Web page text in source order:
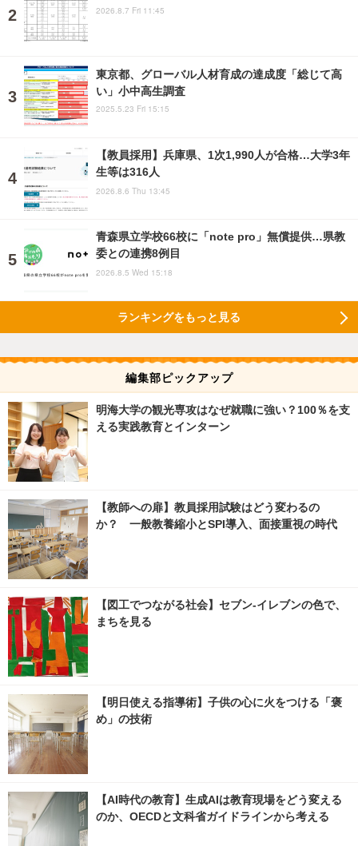
2026.8.7 Fri 11:45
東京都、グローバル人材育成の達成度「総じて高
い」小中高生調査
2025.5.23 Fri 15:15
【教員採用】兵庫県、1次1,990人が合格…大学3年
生等は316人
2026.8.6 Thu 13:45
青森県立学校66校に「note pro」無償提供…県教
委との連携8例目
2026.8.5 Wed 15:18
ランキングをもっと見る
編集部ピックアップ
明海大学の観光専攻はなぜ就職に強い？100％を支
える実践教育とインターン
【教師への扉】教員採用試験はどう変わるの
か？ 一般教養縮小とSPI導入、面接重視の時代
【図工でつながる社会】セブン‐イレブンの色で、
まちを見る
【明日使える指導術】子供の心に火をつける「褒
め」の技術
【AI時代の教育】生成AIは教育現場をどう変える
のか、OECDと文科省ガイドラインから考える